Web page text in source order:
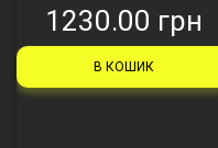
1230.00 грн
В КОШИК